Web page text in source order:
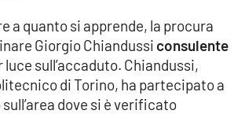
a quanto si apprende, la procura
Giorgio Chiandussi consulente
luce sull’accaduto. Chiandussi,
di Torino, ha partecipato a
dove si è verificato